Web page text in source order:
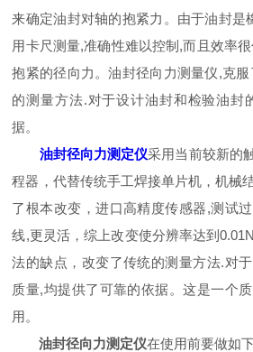
来确定油封对轴的抱紧力。由于油封是
用卡尺测量,准确性难以控制,而且效率
抱紧的径向力。油封径向力测量仪,克
的测量方法.对于设计油封和检验油封
据。
油封径向力测定仪采用当前较新的
程器，代替传统手工焊接单片机，机械
了根本改变，进口高精度传感器,测试
线,更灵活，综上改变使分辨率达到
法的缺点，改变了传统的测量方法.对
质量,均提供了可靠的依据。这是一个
用。
油封径向力测定仪在使用前要做如